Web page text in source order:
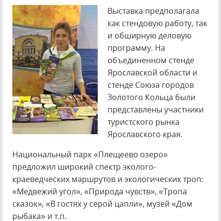
Выставка предполагала
как стендовую работу, так
и обширную деловую
программу. На
объединенном стенде
Ярославской области и
стенде Союза городов
Золотого Кольца были
представлены участники
туристского рынка
Ярославского края.
Национальный парк «Плещеево озеро»
предложил широкий спектр эколого-
краеведческих маршрутов и экологических троп:
«Медвежий угол», «Природа чувств», «Тропа
сказок», «В гостях у серой цапли», музей «Дом
рыбака» и т.п.